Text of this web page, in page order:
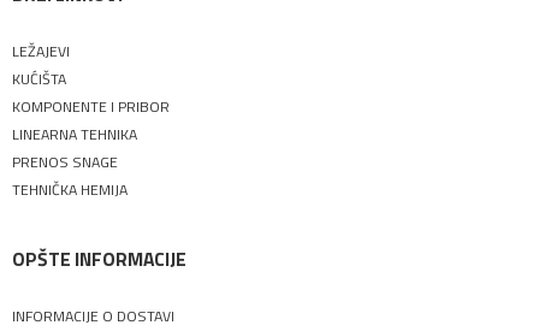
LEŽAJEVI
KUĆIŠTA
KOMPONENTE I PRIBOR
LINEARNA TEHNIKA
PRENOS SNAGE
TEHNIČKA HEMIJA
OPŠTE INFORMACIJE
INFORMACIJE O DOSTAVI